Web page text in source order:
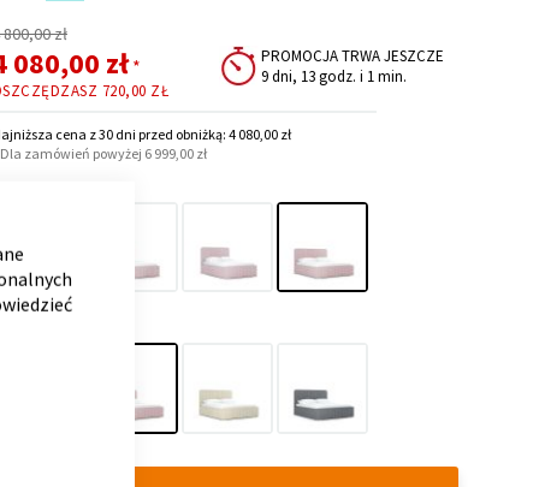
800,00 zł
080,00 zł *
720,00 ZŁ
PROMOCJA TRWA JESZCZE
9 dni, 13 godz. i 1 min.
cena z 30 dni przed obniżką: 4 080,00 zł
zamówień powyżej 6 999,00 zł
Cloud
Cloud